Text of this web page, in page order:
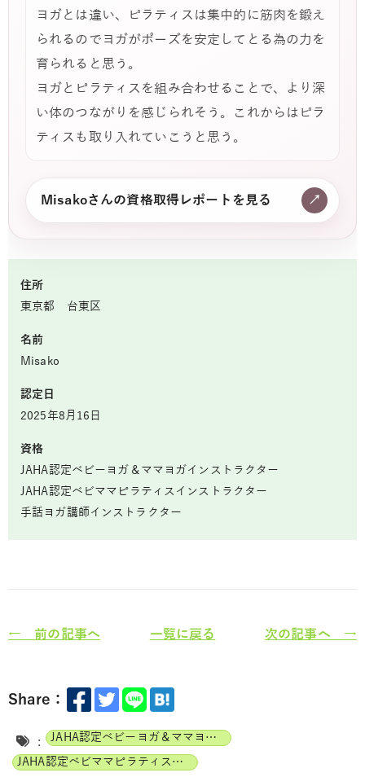
ヨガとは違い、ピラティスは集中的に筋肉を鍛え
られるのでヨガがポーズを安定してとる為の力を
育られると思う。
ヨガとピラティスを組み合わせることで、より深
い体のつながりを感じられそう。これからはピラ
ティスも取り入れていこうと思う。
Misakoさんの資格取得レポートを見る ↗
住所
東京都 台東区
名前
Misako
認定日
2025年8月16日
資格
JAHA認定ベビーヨガ＆ママヨガインストラクター
JAHA認定ベビママピラティスインストラクター
手話ヨガ講師インストラクター
← 前の記事へ 一覧に戻る 次の記事へ →
Share：
:
JAHA認定ベビーヨガ＆ママヨガインストラクター
JAHA認定ベビママピラティスインストラクター